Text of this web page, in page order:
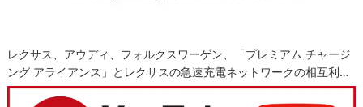
レクサス、アウディ、フォルクスワーゲン、「プレミアム チャージ
ング アライアンス」とレクサスの急速充電ネットワークの相互利…